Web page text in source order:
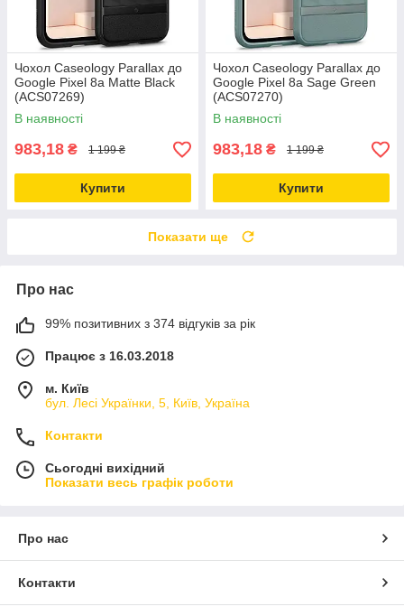
Чохол Caseology Parallax до
Google Pixel 8a Matte Black
(ACS07269)
В наявності
983,18 ₴ 1 199 ₴
Купити
Чохол Caseology Parallax до
Google Pixel 8a Sage Green
(ACS07270)
В наявності
983,18 ₴ 1 199 ₴
Купити
Показати ще
Про нас
99% позитивних з 374 відгуків за рік
Працює з 16.03.2018
м. Київ
бул. Лесі Українки, 5, Київ, Україна
Контакти
Сьогодні вихідний
Показати весь графік роботи
Про нас
Контакти